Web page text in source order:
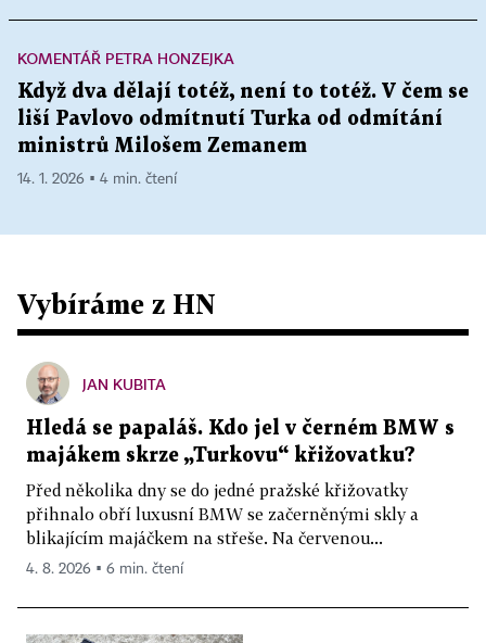
KOMENTÁŘ PETRA HONZEJKA
Když dva dělají totéž, není to totéž. V čem se
liší Pavlovo odmítnutí Turka od odmítání
ministrů Milošem Zemanem
14. 1. 2026 ▪ 4 min. čtení
Vybíráme z HN
JAN KUBITA
Hledá se papaláš. Kdo jel v černém BMW s
majákem skrze „Turkovu“ křižovatku?
Před několika dny se do jedné pražské křižovatky
přihnalo obří luxusní BMW se začerněnými skly a
blikajícím majáčkem na střeše. Na červenou...
4. 8. 2026 ▪ 6 min. čtení